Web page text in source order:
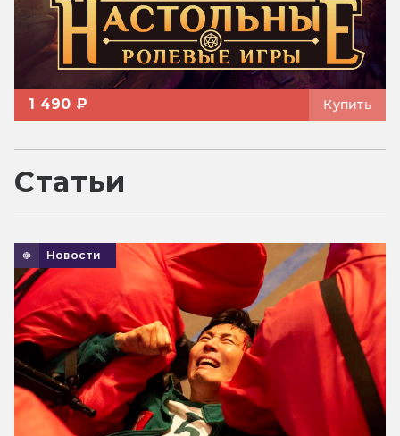
1 490 ₽ Купить
Статьи
Новости